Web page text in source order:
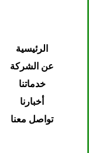
الرئيسية
عن الشركة
خدماتنا
أخبارنا
تواصل معنا